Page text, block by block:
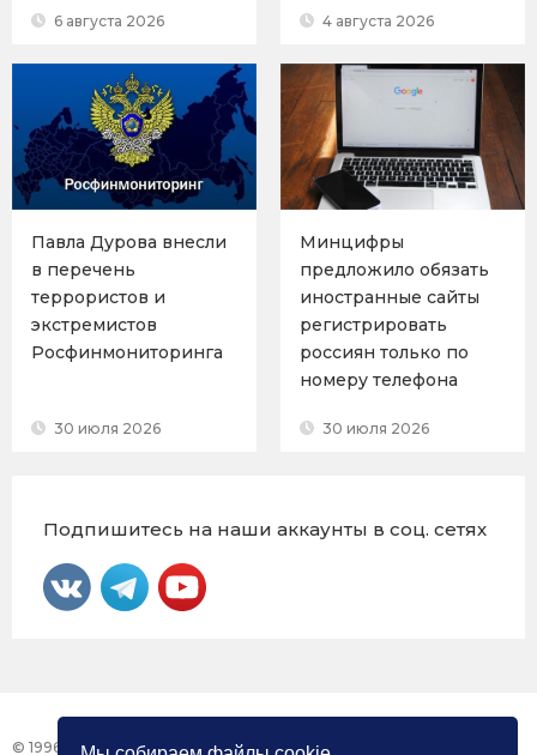
6 августа 2026 4 августа 2026
Павла Дурова внесли
в перечень
террористов и
экстремистов
Росфинмониторинга
30 июля 2026
Минцифры
предложило обязать
иностранные сайты
регистрировать
россиян только по
номеру телефона
30 июля 2026
Подпишитесь на наши аккаунты в соц. сетях
© 1996 – 2026 Фонд «Центр Защиты Прав СМИ»